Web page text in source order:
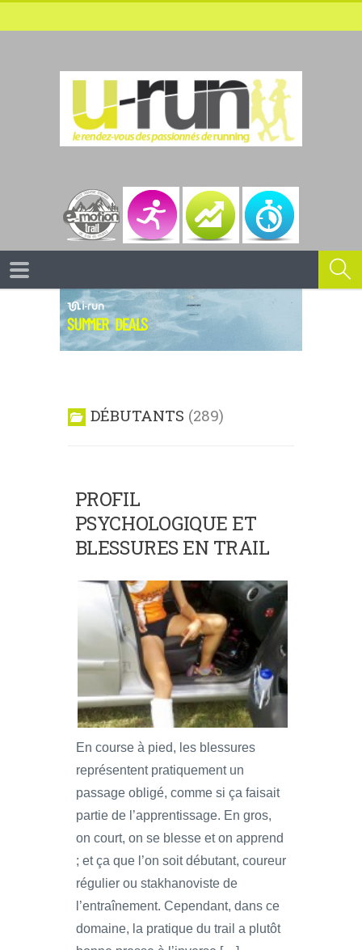
DÉBUTANTS 289
PROFIL
PSYCHOLOGIQUE ET
BLESSURES EN TRAIL
En course à pied, les blessures
représentent pratiquement un
passage obligé, comme si ça faisait
partie de l’apprentissage. En gros,
on court, on se blesse et on apprend
; et ça que l’on soit débutant, coureur
régulier ou stakhanoviste de
l’entraînement. Cependant, dans ce
domaine, la pratique du trail a plutôt